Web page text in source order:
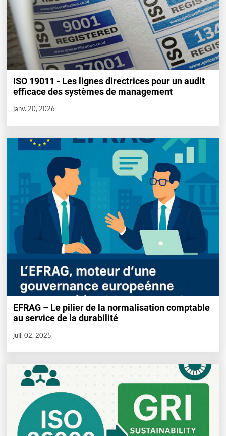
ISO 19011 - Les lignes directrices pour un audit
efficace des systèmes de management
janv. 20, 2026
EFRAG – Le pilier de la normalisation comptable
au service de la durabilité
juil. 02, 2025